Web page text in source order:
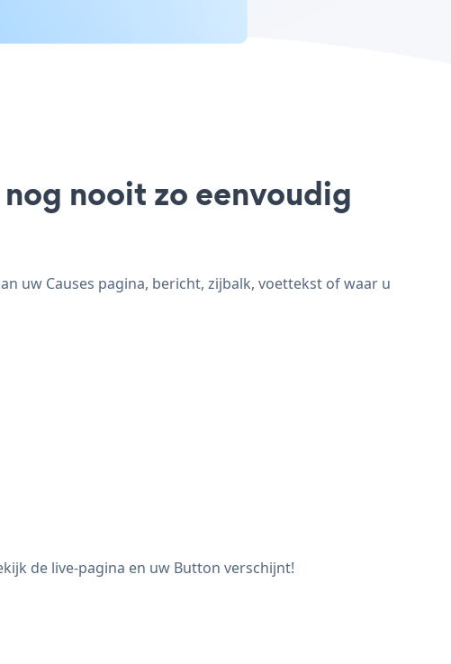
nooit zo eenvoudig
uw Causes pagina, bericht, zijbalk, voettekst of waar u
de live-pagina en uw Button verschijnt!